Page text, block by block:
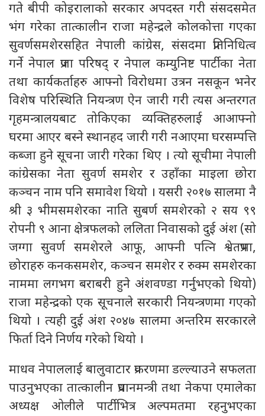
गते बीपी कोइरालाको सरकार अपदस्त गरी संसदसमेत
भंग गरेका तात्कालीन राजा महेन्द्रले कोलकोत्ता गएका
सुवर्णसमशेरसहित नेपाली कांग्रेस, संसदमा प्रतिनिधित्व
गर्ने नेपाल प्रजा परिषद् र नेपाल कम्युनिष्ट पार्टीका नेता
तथा कार्यकर्ताहरु आफ्नो विरोधमा उत्रन नसकून भनेर
विशेष परिस्थिति नियन्त्रण ऐन जारी गरी त्यस अन्तरगत
गृहमन्त्रालयबाट तोकिएका व्यक्तिहरुलाई आआफ्नो
घरमा आएर बस्ने स्थानहद जारी गरी नआएमा घरसम्पत्ति
कब्जा हुने सूचना जारी गरेका थिए । त्यो सूचीमा नेपाली
कांग्रेसका नेता सुवर्ण समशेर र उहाँका माइला छोरा
कञ्चन नाम पनि समावेश थियो । यसरी २०१७ सालमा नै
श्री ३ भीमसमशेरका नाति सुबर्ण समशेरको २ सय ९९
रोपनी ९ आना क्षेत्रफलको ललिता निवासको दुई अंश (सो
जग्गा सुवर्ण समशेरले आफू, आफ्नी पत्नि श्वेतप्रभा,
छोराहरु कनकसमशेर, कञ्चन समशेर र रुक्म समशेरका
नाममा लगभग बराबरी हुने अंशवण्डा गर्नुभएको थियो)
राजा महेन्द्रको एक सूचनाले सरकारी नियन्त्रणमा गएको
थियो । त्यही दुई अंश २०४७ सालमा अन्तरिम सरकारले
फिर्ता दिने निर्णय गरेको थियो ।
माधव नेपाललाई बालुवाटार प्रकरणमा डल्ल्याउने सफलता
पाउनुभएका तात्कालीन प्रधानमन्त्री तथा नेकपा एमालेका
अध्यक्ष ओलीले पार्टीभित्र अल्पमतमा रहनुभएका